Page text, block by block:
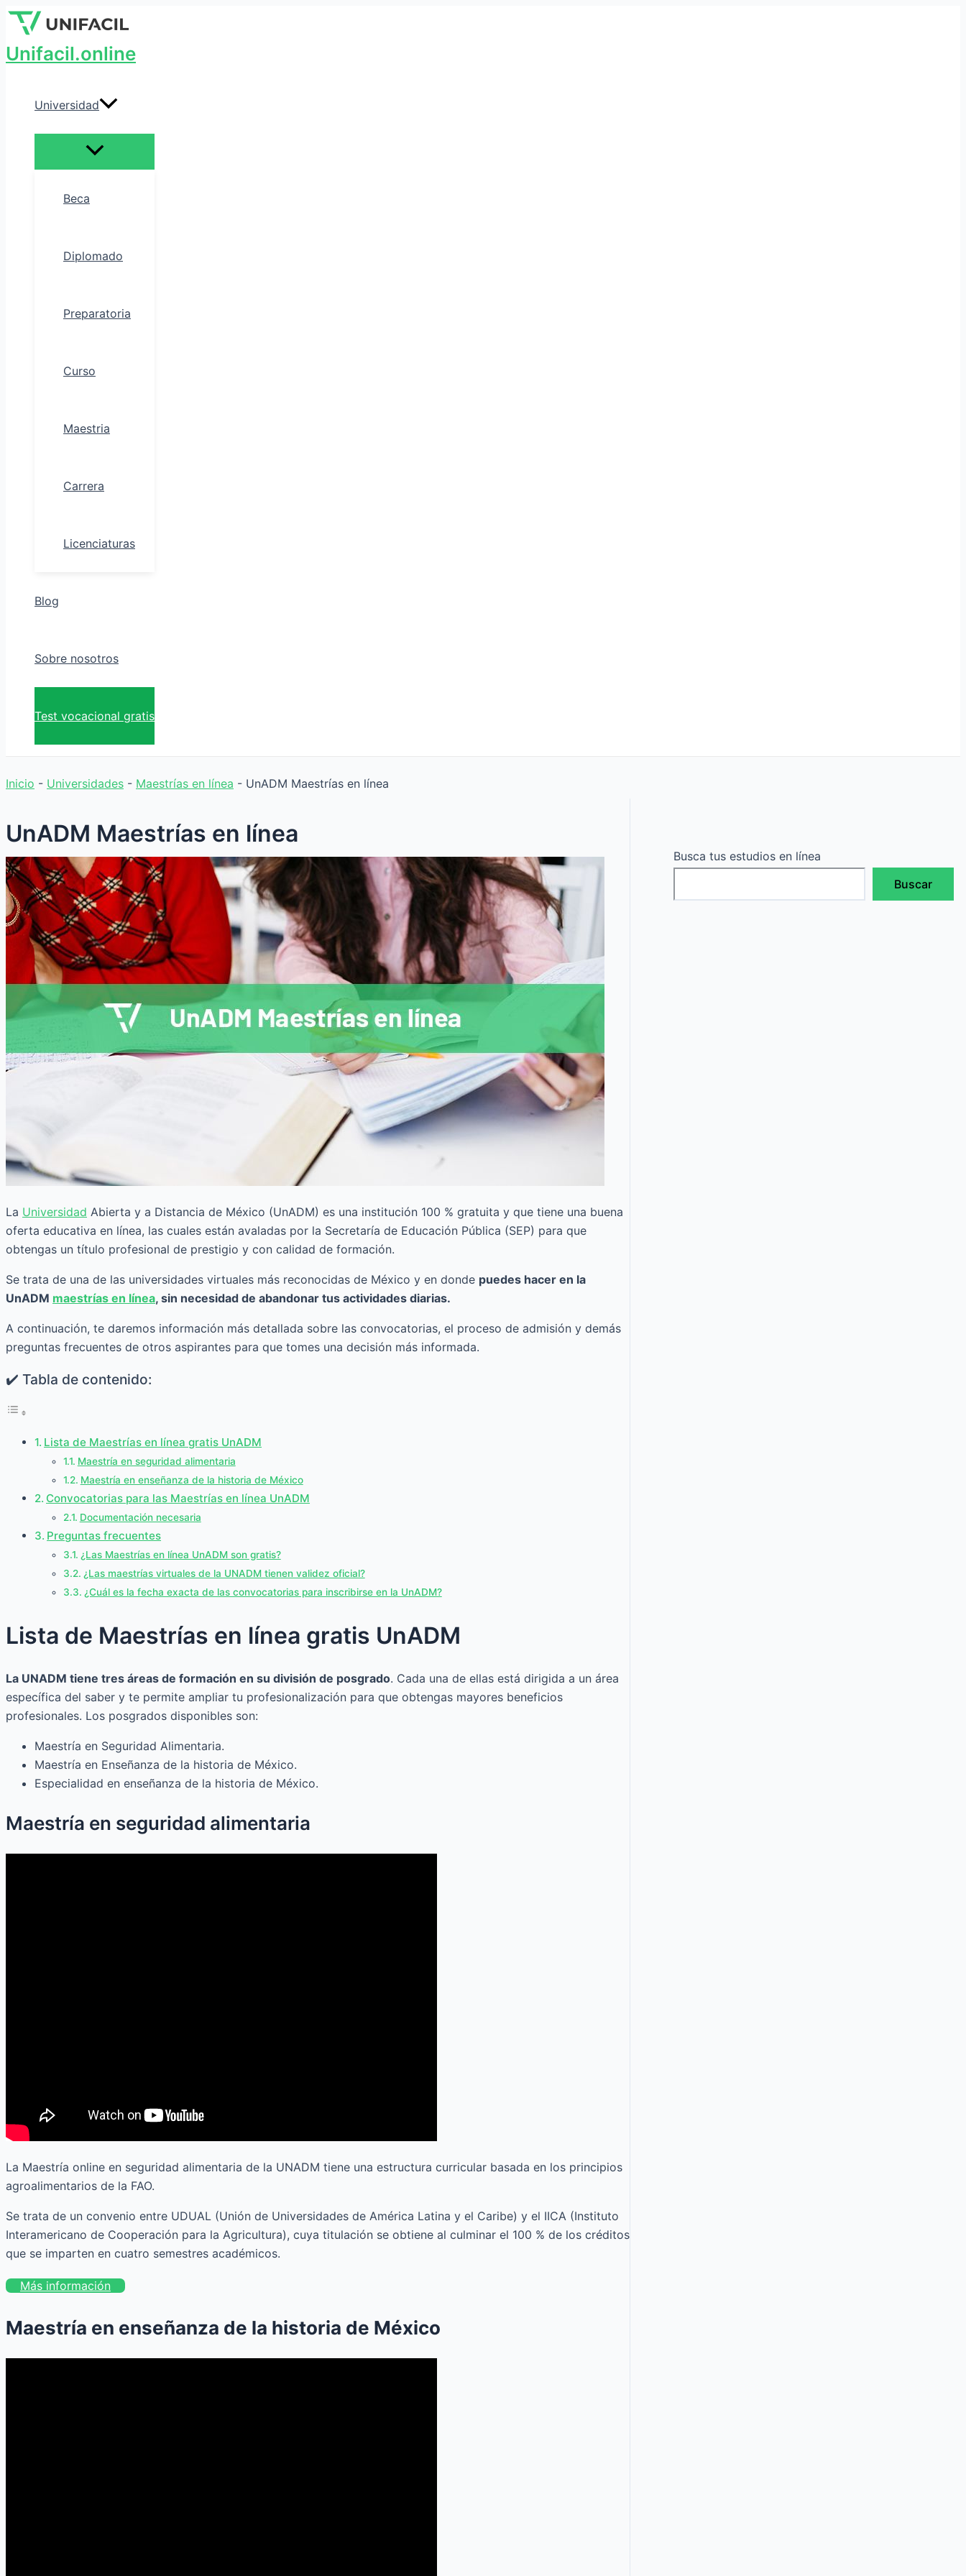
Ir
contenido
Unifacil.online
Universidad
menú
Beca
Diplomado
Preparatoria
Curso
Maestria
Carrera
Licenciaturas
Blog
Sobre nosotros
Test vocacional gratis
Inicio - Universidades - Maestrías en línea - UnADM Maestrías en línea
UnADM Maestrías en línea
La Universidad Abierta y a Distancia de México (UnADM) es una institución 100 % gratuita y que tiene una buena
oferta educativa en línea, las cuales están avaladas por la Secretaría de Educación Pública (SEP) para que
obtengas un título profesional de prestigio y con calidad de formación.
Se trata de una de las universidades virtuales más reconocidas de México y en donde puedes hacer en la
UnADM maestrías en línea, sin necesidad de abandonar tus actividades diarias.
A continuación, te daremos información más detallada sobre las convocatorias, el proceso de admisión y demás
preguntas frecuentes de otros aspirantes para que tomes una decisión más informada.
✔️ Tabla de contenido:
Lista de Maestrías en línea gratis UnADM
Maestría en seguridad alimentaria
Maestría en enseñanza de la historia de México
Convocatorias para las Maestrías en línea UnADM
Documentación necesaria
Preguntas frecuentes
¿Las Maestrías en línea UnADM son gratis?
¿Las maestrías virtuales de la UNADM tienen validez oficial?
¿Cuál es la fecha exacta de las convocatorias para inscribirse en la UnADM?
Lista de Maestrías en línea gratis UnADM
La UNADM tiene tres áreas de formación en su división de posgrado. Cada una de ellas está dirigida a un área
específica del saber y te permite ampliar tu profesionalización para que obtengas mayores beneficios
profesionales. Los posgrados disponibles son:
Maestría en Seguridad Alimentaria.
Maestría en Enseñanza de la historia de México.
Especialidad en enseñanza de la historia de México.
Maestría en seguridad alimentaria
La Maestría online en seguridad alimentaria de la UNADM tiene una estructura curricular basada en los principios
agroalimentarios de la FAO.
Se trata de un convenio entre UDUAL (Unión de Universidades de América Latina y el Caribe) y el IICA (Instituto
Interamericano de Cooperación para la Agricultura), cuya titulación se obtiene al culminar el 100 % de los créditos
que se imparten en cuatro semestres académicos.
Más información
Maestría en enseñanza de la historia de México
Escribe
aquí...
Nombre*
Busca tus estudios en línea
Buscar